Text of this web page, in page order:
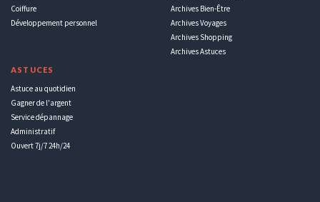
Coiffure
Développement personnel
ASTUCES
Astuce au quotidien
Gagner de l'argent
Service dépannage
Administratif
Ouvert 7j/7 24h/24
Archives Bien-Être
Archives Voyages
Archives Shopping
Archives Astuces